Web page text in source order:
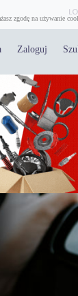
zgodę na używanie
Zaloguj